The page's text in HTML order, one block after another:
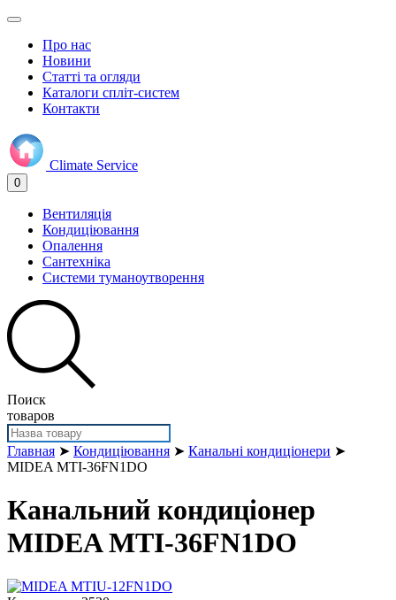
Про нас
Новини
Статті та огляди
Каталоги спліт-систем
Контакти
Climate Service
0
Вентиляція
Кондиціювання
Опалення
Сантехніка
Системи туманоутворення
Поиск
товаров
Главная ➤ Кондиціювання ➤ Канальні кондиціонери ➤
MIDEA MTI-36FN1DO
Канальний кондиціонер
MIDEA MTI-36FN1DO